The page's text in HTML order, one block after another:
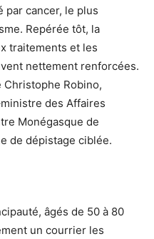
par cancer, le plus
Repérée tôt, la
traitements et les
nettement renforcées.
Christophe Robino,
des Affaires
Monégasque de
de dépistage ciblée.
âgés de 50 à 80
un courrier les